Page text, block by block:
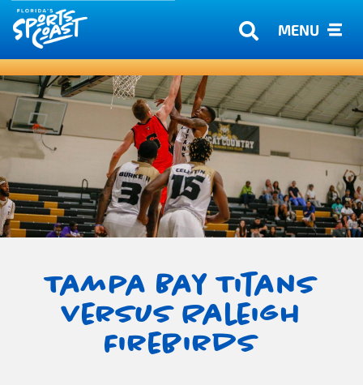
MENU
Tampa Bay Titans
versus Raleigh
Firebirds